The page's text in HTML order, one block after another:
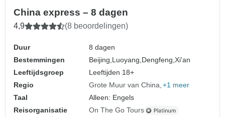
China express – 8 dagen
4,9 (8 beoordelingen)
Duur
8 dagen
Bestemmingen
Beijing, Luoyang, Dengfeng,Xi'an
Leeftijdsgroep
Leeftijden 18+
Regio
Grote Muur van China +1 meer
Taal
Alleen: Engels
Reisorganisatie
On The Go Tours